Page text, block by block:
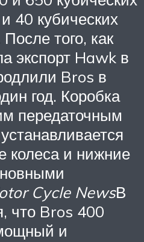
40 кубических
того, как
экспорт Hawk в
Bros в
год. Коробка
передаточным
колеса и нижние
Cycle NewsВ
что Bros 400
и